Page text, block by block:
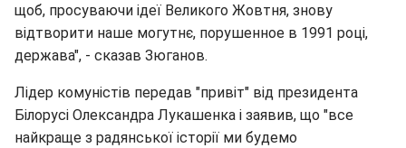
щоб, просуваючи ідеї Великого Жовтня, знову
відтворити наше могутнє, порушенное в 1991 році,
держава", - сказав Зюганов.
Лідер комуністів передав "привіт" від президента
Білорусі Олександра Лукашенка і заявив, що "все
найкраще з радянської історії ми будемо